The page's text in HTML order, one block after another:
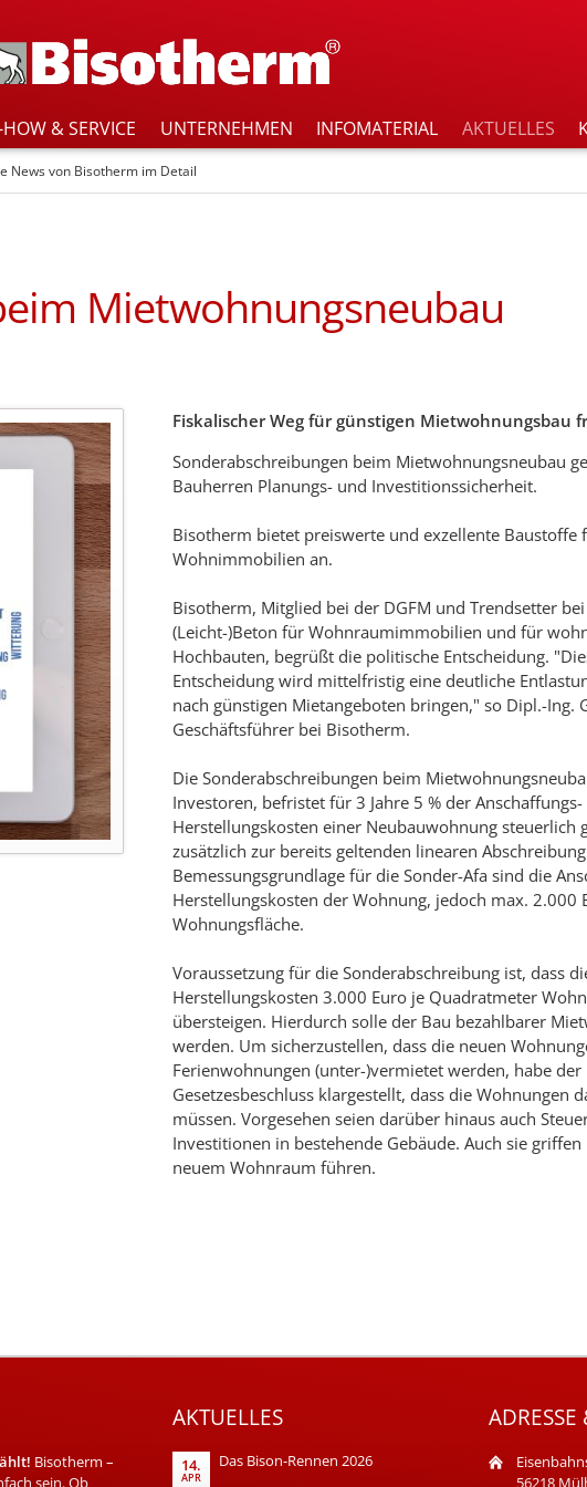
& SERVICE UNTERNEHMEN INFOMATERIAL AKTUELLES
News von Bisotherm im Detail
Mietwohnungsneubau
Fiskalischer Weg für günstigen Mietwohnungsbau
Sonderabschreibungen beim Mietwohnungsneubau
Bauherren Planungs- und Investitionssicherheit.
Bisotherm bietet preiswerte und exzellente Baustoffe
Wohnimmobilien an.
Bisotherm, Mitglied bei der DGFM und Trendsetter
(Leicht-)Beton für Wohnraumimmobilien und für
Hochbauten, begrüßt die politische Entscheidung.
Entscheidung wird mittelfristig eine deutliche
nach günstigen Mietangeboten bringen," so Dipl.-Ing.
Geschäftsführer bei Bisotherm.
Die Sonderabschreibungen beim
Investoren, befristet für 3 Jahre 5 % der
Herstellungskosten einer Neubauwohnung steuerlich
zusätzlich zur bereits geltenden linearen
Bemessungsgrundlage für die Sonder-Afa sind die
Herstellungskosten der Wohnung, jedoch max. 2.000
Wohnungsfläche.
Voraussetzung für die Sonderabschreibung ist, dass
Herstellungskosten 3.000 Euro je Quadratmeter
übersteigen. Hierdurch solle der Bau bezahlbarer
werden. Um sicherzustellen, dass die neuen
Ferienwohnungen (unter-)vermietet werden, habe der
Gesetzesbeschluss klargestellt, dass die Wohnungen
müssen. Vorgesehen seien darüber hinaus auch
Investitionen in bestehende Gebäude. Auch sie
neuem Wohnraum führen.
Bisotherm –
sein. Ob
AKTUELLES
14.
APR
Das Bison-Rennen 2026
56218